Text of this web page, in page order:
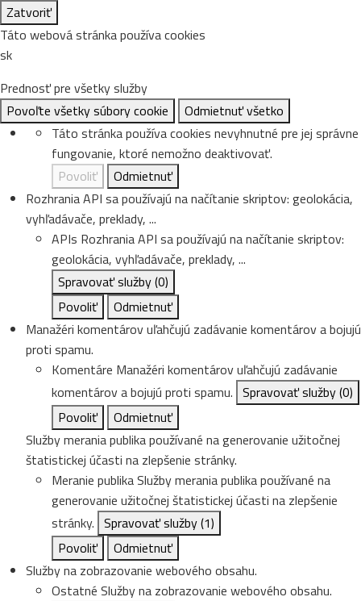
Zatvoriť
Táto webová stránka používa cookies
sk
Prednosť pre všetky služby
Povoľte všetky súbory cookie
Odmietnuť všetko
Táto stránka používa cookies nevyhnutné pre jej správne
fungovanie, ktoré nemožno deaktivovať.
Povoliť
Odmietnuť
Rozhrania API sa používajú na načítanie skriptov: geolokácia,
vyhľadávače, preklady, ...
APIs Rozhrania API sa používajú na načítanie skriptov:
geolokácia, vyhľadávače, preklady, ...
Spravovať služby(0)
Povoliť
Odmietnuť
Manažéri komentárov uľahčujú zadávanie komentárov a bojujú
proti spamu.
Komentáre Manažéri komentárov uľahčujú zadávanie
komentárov a bojujú proti spamu. Spravovať služby(0)
Povoliť
Odmietnuť
Služby merania publika používané na generovanie užitočnej
štatistickej účasti na zlepšenie stránky.
Meranie publikaSlužby merania publika používané na
generovanie užitočnej štatistickej účasti na zlepšenie
stránky. Spravovať služby(1)
Povoliť
Odmietnuť
Služby na zobrazovanie webového obsahu.
Ostatné Služby na zobrazovanie webového obsahu.